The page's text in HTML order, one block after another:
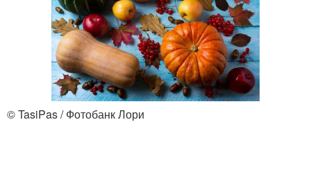
© TasiPas / Фотобанк Лори